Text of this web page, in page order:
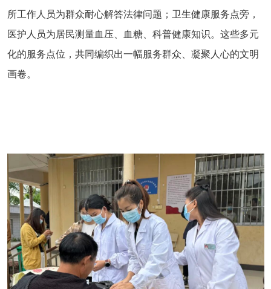
所工作人员为群众耐心解答法律问题；卫生健康服务点旁，
医护人员为居民测量血压、血糖、科普健康知识。这些多元
化的服务点位，共同编织出一幅服务群众、凝聚人心的文明
画卷。